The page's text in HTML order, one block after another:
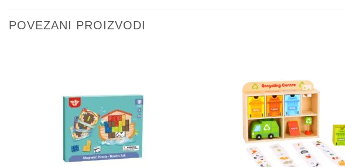
POVEZANI PROIZVODI
proizvod